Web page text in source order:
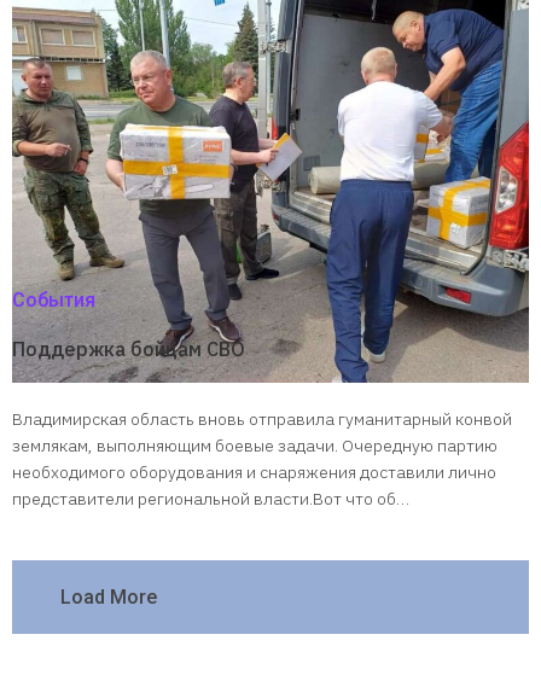
События
Поддержка бойцам СВО
Владимирская область вновь отправила гуманитарный конвой
землякам, выполняющим боевые задачи. Очередную партию
необходимого оборудования и снаряжения доставили лично
представители региональной власти.Вот что об…
Load More